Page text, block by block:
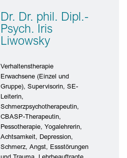
Dr. Dr. phil. Dipl.-
Psych. Iris
Liwowsky
Verhaltenstherapie
Erwachsene (Einzel und
Gruppe), Supervisorin, SE-
Leiterin,
Schmerzpsychotherapeutin,
CBASP-Therapeutin,
Pessotherapie, Yogalehrerin,
Achtsamkeit, Depression,
Schmerz, Angst, Essstörungen